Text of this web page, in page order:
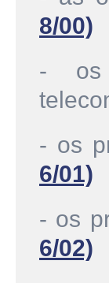
8/00)
- os
- os
6/01)
- os
6/02)